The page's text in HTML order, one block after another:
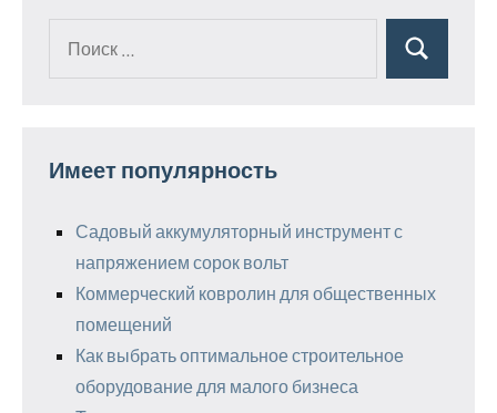
Поиск
Имеет популярность
Садовый аккумуляторный инструмент с
напряжением сорок вольт
Коммерческий ковролин для общественных
помещений
Как выбрать оптимальное строительное
оборудование для малого бизнеса